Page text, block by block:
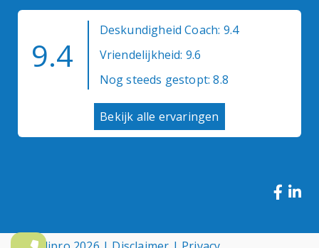
9.4
Deskundigheid Coach: 9.4
Vriendelijkheid: 9.6
Nog steeds gestopt: 8.8
Bekijk alle ervaringen